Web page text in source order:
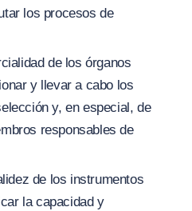
los procesos de
de los órganos
y llevar a cabo los
y, en especial, de
responsables de
de los instrumentos
la capacidad y